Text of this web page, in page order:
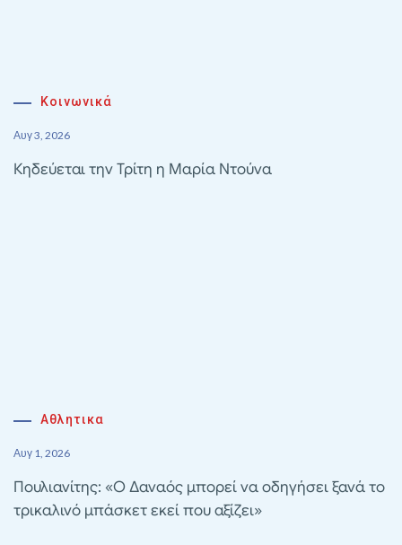
Κοινωνικά
Αυγ 3, 2026
Κηδεύεται την Τρίτη η Μαρία Ντούνα
Αθλητικα
Αυγ 1, 2026
Πουλιανίτης: «Ο Δαναός μπορεί να οδηγήσει ξανά το
τρικαλινό μπάσκετ εκεί που αξίζει»